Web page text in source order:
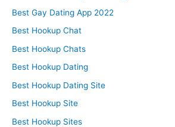
Best Gay Dating App 2022
Best Hookup Chat
Best Hookup Chats
Best Hookup Dating
Best Hookup Dating Site
Best Hookup Site
Best Hookup Sites